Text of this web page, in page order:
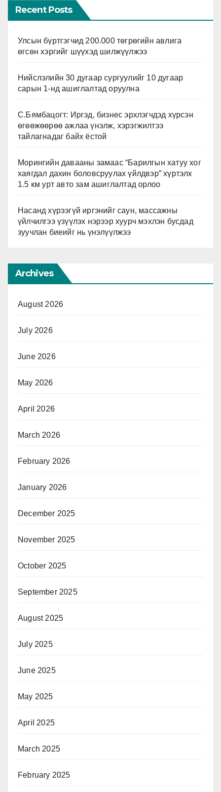
Recent Posts
Улсын бүртгэгчид 200.000 төгрөгийн авлига
өгсөн хэргийг шүүхэд шилжүүлжээ
Нийслэлийн 30 дугаар сургуулийг 10 дугаар
сарын 1-нд ашиглалтад оруулна
С.Бямбацогт: Иргэд, бизнес эрхлэгчдэд хүрсэн
өгөөжөөрөө ажлаа үнэлж, хэрэгжилтээ
тайлагнадаг байх ёстой
Морингийн давааны замаас “Барилгын хатуу хог
хаягдал дахин боловсруулах үйлдвэр” хүртэлх
1.5 км урт авто зам ашиглалтад орлоо
Насанд хүрээгүй иргэнийг саун, массажны
үйлчилгээ үзүүлэх нэрээр хуурч мэхлэн бусдад
зуучлан биеийг нь үнэлүүлжээ
Archives
August 2026
July 2026
June 2026
May 2026
April 2026
March 2026
February 2026
January 2026
December 2025
November 2025
October 2025
September 2025
August 2025
July 2025
June 2025
May 2025
April 2025
March 2025
February 2025